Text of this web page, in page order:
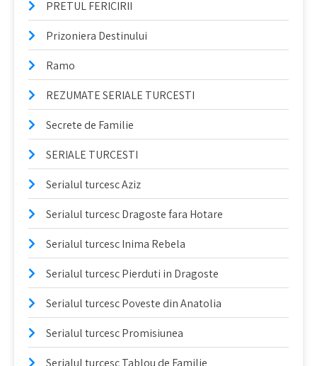
PRETUL FERICIRII
Prizoniera Destinului
Ramo
REZUMATE SERIALE TURCESTI
Secrete de Familie
SERIALE TURCESTI
Serialul turcesc Aziz
Serialul turcesc Dragoste fara Hotare
Serialul turcesc Inima Rebela
Serialul turcesc Pierduti in Dragoste
Serialul turcesc Poveste din Anatolia
Serialul turcesc Promisiunea
Serialul turcesc Tablou de Familie